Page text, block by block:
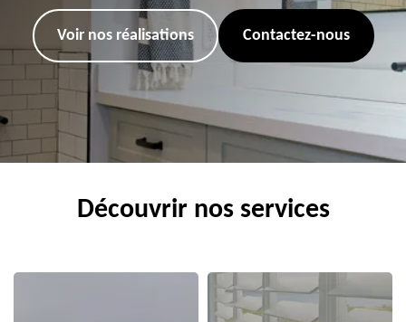
Voir nos réalisations Contactez-nous
Découvrir nos services